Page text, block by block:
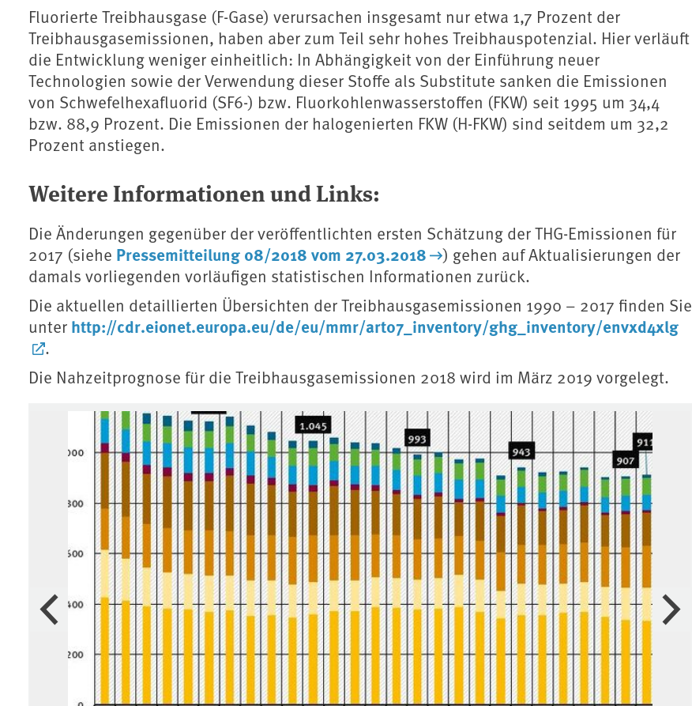
Fluorierte Treibhausgase (F-Gase) verursachen insgesamt nur etwa 1,7 Prozent der
Treibhausgasemissionen, haben aber zum Teil sehr hohes Treibhauspotenzial. Hier verläuft
die Entwicklung weniger einheitlich: In Abhängigkeit von der Einführung neuer
Technologien sowie der Verwendung dieser Stoffe als Substitute sanken die Emissionen
von Schwefelhexafluorid (SF6-) bzw. Fluorkohlenwasserstoffen (FKW) seit 1995 um 34,4
bzw. 88,9 Prozent. Die Emissionen der halogenierten FKW (H-FKW) sind seitdem um 32,2
Prozent anstiegen.
Weitere Informationen und Links:
Die Änderungen gegenüber der veröffentlichten ersten Schätzung der THG-Emissionen für
2017 (siehe Pressemitteilung 08/2018 vom 27.03.2018
) gehen auf Aktualisierungen der
damals vorliegenden vorläufigen statistischen Informationen zurück.
Die aktuellen detaillierten Übersichten der Treibhausgasemissionen 1990 – 2017 finden Sie
unter http://cdr.eionet.europa.eu/de/eu/mmr/art07_inventory/ghg_inventory/envxd4xlg
.
Die Nahzeitprognose für die Treibhausgasemissionen 2018 wird im März 2019 vorgelegt.
Associated content
Weiter
Vorherige